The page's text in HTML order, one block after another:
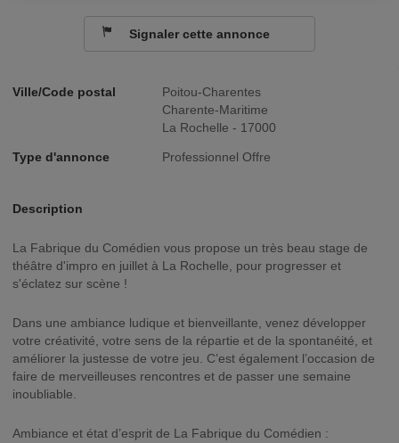
Ville/Code postal
Poitou-Charentes
Charente-Maritime
La Rochelle - 17000
Type d'annonce Professionnel Offre
Description
La Fabrique du Comédien vous propose un très beau stage de
théâtre d'impro en juillet à La Rochelle, pour progresser et
s'éclatez sur scène !
Dans une ambiance ludique et bienveillante, venez développer
votre créativité, votre sens de la répartie et de la spontanéité, et
améliorer la justesse de votre jeu. C’est également l’occasion de
faire de merveilleuses rencontres et de passer une semaine
inoubliable.
Ambiance et état d’esprit de La Fabrique du Comédien :
Signaler cette annonce